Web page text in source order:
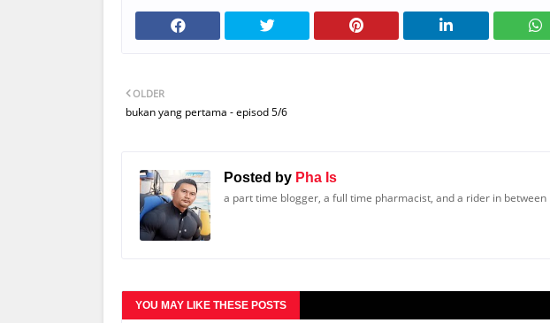
OLDER
bukan yang pertama - episod 5/6
Posted by Pha Is
a part time blogger, a full time pharmacist, and a rider in between
YOU MAY LIKE THESE POSTS